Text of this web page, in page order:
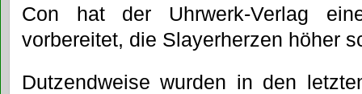
Con hat der Uhrwerk-Verlag
vorbereitet, die Slayerherzen höher
Dutzendweise wurden in den